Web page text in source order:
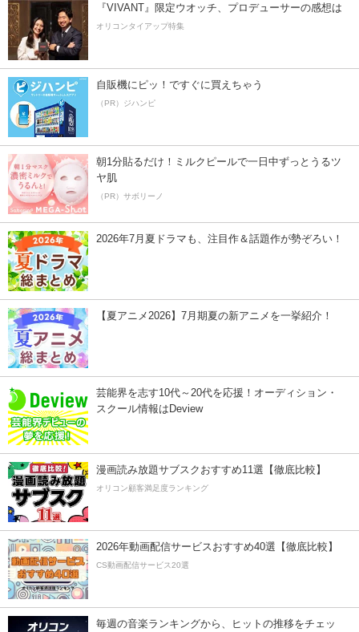
『VIVANT』限定ウオッチ、プロデューサーの感想は
オリコンタイアップ特集
自販機にピッ！ですぐに買えちゃう
（PR）ジハンピ
朝1分貼るだけ！ミルクピールで一日中ずっとうるツ
ヤ肌
（PR）サボリーノ
2026年7月夏ドラマも、注目作＆話題作が勢ぞろい！
【夏アニメ2026】7月期夏の新アニメを一挙紹介！
芸能界を志す10代～20代を応援！オーディション・
スクール情報はDeview
漫画読み放題サブスクおすすめ11選【徹底比較】
オリコン顧客満足度ランキング
2026年動画配信サービスおすすめ40選【徹底比較】
CS動画配信サービス20選
毎週の音楽ランキングから、ヒットの推移をチェッ